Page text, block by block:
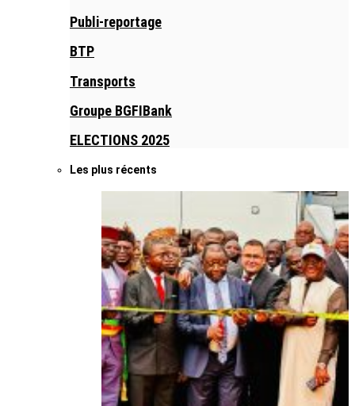
Publi-reportage
BTP
Transports
Groupe BGFIBank
ELECTIONS 2025
Les plus récents